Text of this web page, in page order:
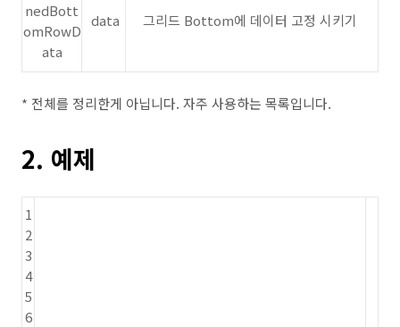
nedBott
omRowD
ata
data 그리드 Bottom에 데이터 고정 시키기
* 전체를 정리한게 아닙니다. 자주 사용하는 목록입니다.
2. 예제
1
2
3
4
5
6